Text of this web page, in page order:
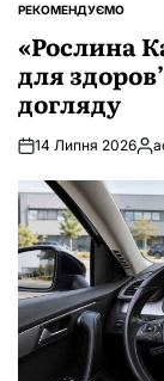
ОПУБЛІКУВАТИ
РЕКОМЕНДУЄМО
«Рослина
для
догляду
14 Липня 2026